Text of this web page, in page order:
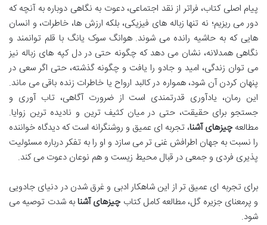
پیام اصلی کتاب، فراتر از نقد اجتماعی، دعوت به نگاهی دوباره به آنچه که
دور می ریزیم؛ نه تنها زباله های فیزیکی، بلکه ارزش ها، خاطرات، و انسان
هایی که به حاشیه رانده می شوند. هوانگ سوک یانگ با قلم توانمند و
نگاهی همدلانه، نشان می دهد که چگونه حتی در دل کپه های زباله نیز
می توان زندگی، امید و جادو را یافت و چگونه گذشته، حتی اگر سعی در
پنهان کردن آن شود، همواره در کالبد ارواح یا خاطرات زنده باقی می ماند.
این رمان، یادآوری قدرتمندی است از ضرورت آگاهی، تاب آوری و
جستجو برای حقیقت، حتی در میان کثیف ترین و نادیده ترین زوایا.
مطالعهچیزهای آشنا، تجربه ای عمیق و روشنگرانه است که دیدگاه خواننده
را نسبت به جهان اطرافش غنی تر می سازد و او را به تفکر درباره مسئولیت
پذیری فردی و جمعی در قبال محیط زیست و هم نوعان دعوت می کند.
برای تجربه ای عمیق تر از این شاهکار ادبی و غرق شدن در دنیای جادویی
و پرمعنای جزیره گل، مطالعه کامل کتابچیزهای آشنابه شدت توصیه می
شود.